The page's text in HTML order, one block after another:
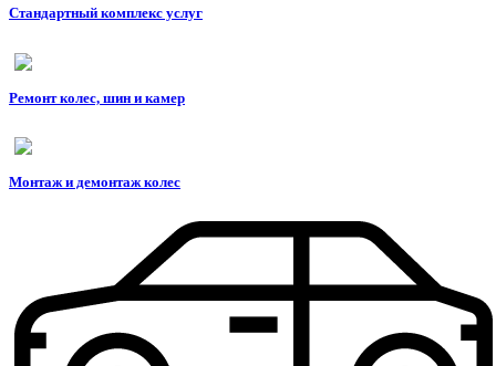
Стандартный комплекс услуг
Ремонт колес, шин и камер
Монтаж и демонтаж колес